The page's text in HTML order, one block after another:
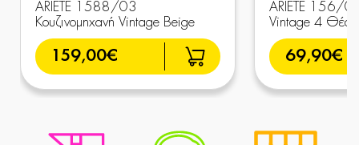
ARIETE 1588/03
Κουζινομηχανή Vintage Beige
159,00€
ARIETE 156/
Vintage 4
69,90€